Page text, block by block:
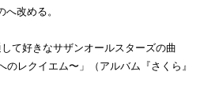
改める。
て好きなサザンオールスターズの曲
のレクイエム〜」（アルバム『さくら』